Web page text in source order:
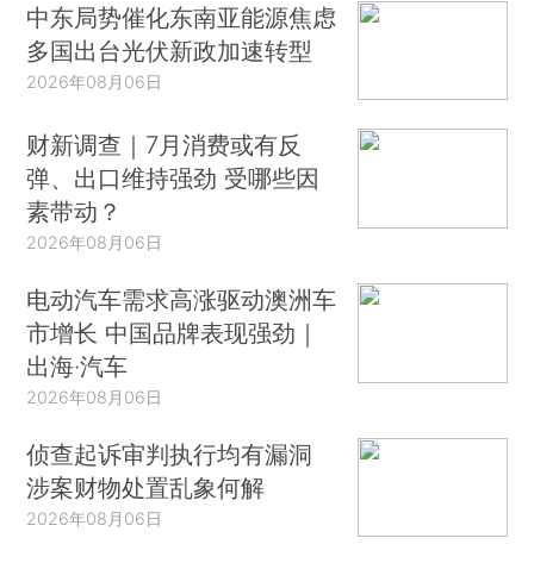
中东局势催化东南亚能源焦虑
多国出台光伏新政加速转型
2026年08月06日
财新调查｜7月消费或有反
弹、出口维持强劲 受哪些因
素带动？
2026年08月06日
电动汽车需求高涨驱动澳洲车
市增长 中国品牌表现强劲｜
出海·汽车
2026年08月06日
侦查起诉审判执行均有漏洞
涉案财物处置乱象何解
2026年08月06日